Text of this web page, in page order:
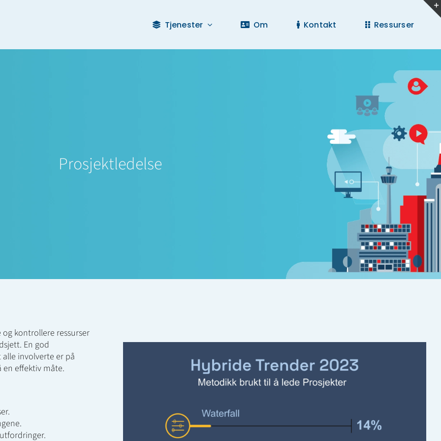
Tjenester Om Kontakt Ressurser
Prosjektledelse
kontrollere ressurser
En god
involverte er på
effektiv måte.